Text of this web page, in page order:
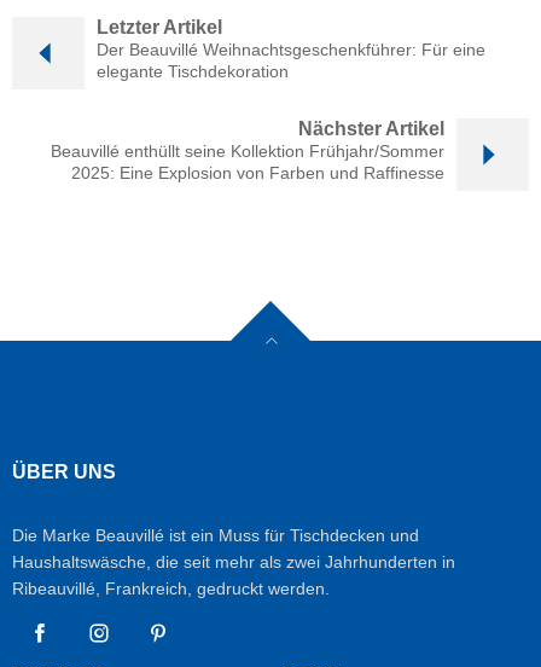
Letzter Artikel
Der Beauvillé Weihnachtsgeschenkführer: Für eine
elegante Tischdekoration
Nächster Artikel
Beauvillé enthüllt seine Kollektion Frühjahr/Sommer
2025: Eine Explosion von Farben und Raffinesse
ÜBER UNS
Die Marke Beauvillé ist ein Muss für Tischdecken und
Haushaltswäsche, die seit mehr als zwei Jahrhunderten in
Ribeauvillé, Frankreich, gedruckt werden.